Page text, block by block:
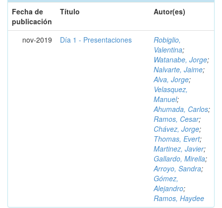
Fecha de
publicación
Título Autor(es)
nov-2019 Día 1 - Presentaciones
Robiglio,
Valentina;
Watanabe, Jorge;
Nalvarte, Jaime;
Alva, Jorge;
Velasquez,
Manuel;
Ahumada, Carlos;
Ramos, Cesar;
Chávez, Jorge;
Thomas, Evert;
Martinez, Javier;
Gallardo, Mirella;
Arroyo, Sandra;
Gómez,
Alejandro;
Ramos, Haydee